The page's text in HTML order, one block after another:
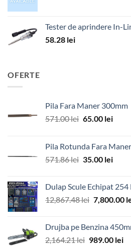
Tester de aprindere In-
58.28 lei
OFERTE
Pila Fara Maner 300mm
571.00lei Prețul
fost:
571.00 lei.
65.00 leiPrețul
Pila Rotunda Fara
571.86lei Prețul
fost:
571.86 lei.
35.00 leiPrețul
Dulap Scule Echipat 254
12,867.48lei Prețul
fost:
12,867.48
7,800.00
Drujba pe Benzina
2,164.21lei Prețul
989.00 lei